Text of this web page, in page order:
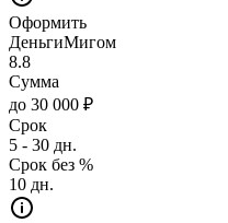
Оформить
ДеньгиМигом
8.8
Сумма
до 30 000 ₽
Срок
5 - 30 дн.
Срок без %
10 дн.